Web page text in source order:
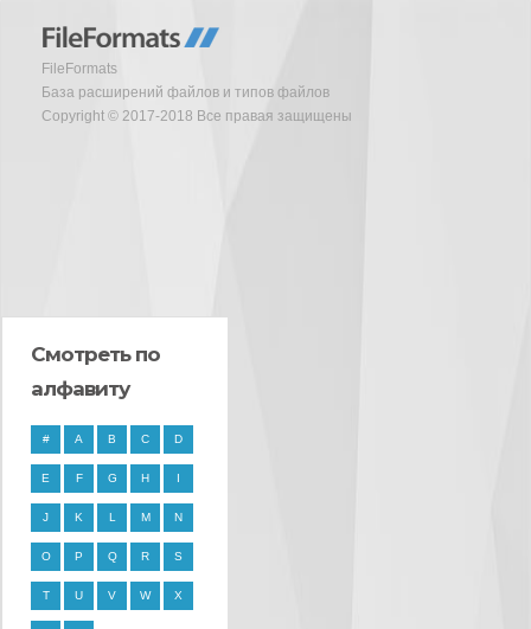
FileFormats
База расширений файлов и типов файлов
Copyright © 2017-2018 Все правая защищены
Смотреть по
алфавиту
# A B C D
E F G H I
J K L M N
O P Q R S
T U V W X